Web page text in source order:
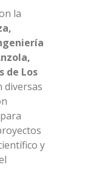
la
de Los
diversas
y